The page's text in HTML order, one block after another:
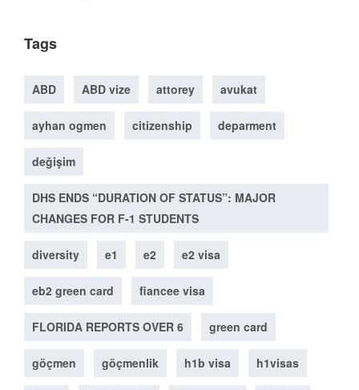
Tags
ABD ABD vize attorey avukat
ayhan ogmen citizenship deparment
değişim
DHS ENDS “DURATION OF STATUS”: MAJOR
CHANGES FOR F-1 STUDENTS
diversity e1 e2 e2 visa
eb2 green card fiancee visa
FLORIDA REPORTS OVER 6 green card
göçmen göçmenlik h1b visa h1visas